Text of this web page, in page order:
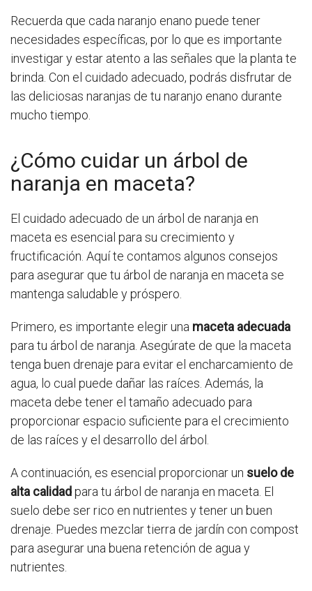
Recuerda que cada naranjo enano puede tener
necesidades específicas, por lo que es importante
investigar y estar atento a las señales que la planta te
brinda. Con el cuidado adecuado, podrás disfrutar de
las deliciosas naranjas de tu naranjo enano durante
mucho tiempo.
¿Cómo cuidar un árbol de
naranja en maceta?
El cuidado adecuado de un árbol de naranja en
maceta es esencial para su crecimiento y
fructificación. Aquí te contamos algunos consejos
para asegurar que tu árbol de naranja en maceta se
mantenga saludable y próspero.
Primero, es importante elegir una maceta adecuada
para tu árbol de naranja. Asegúrate de que la maceta
tenga buen drenaje para evitar el encharcamiento de
agua, lo cual puede dañar las raíces. Además, la
maceta debe tener el tamaño adecuado para
proporcionar espacio suficiente para el crecimiento
de las raíces y el desarrollo del árbol.
A continuación, es esencial proporcionar un suelo de
alta calidadpara tu árbol de naranja en maceta. El
suelo debe ser rico en nutrientes y tener un buen
drenaje. Puedes mezclar tierra de jardín con compost
para asegurar una buena retención de agua y
nutrientes.